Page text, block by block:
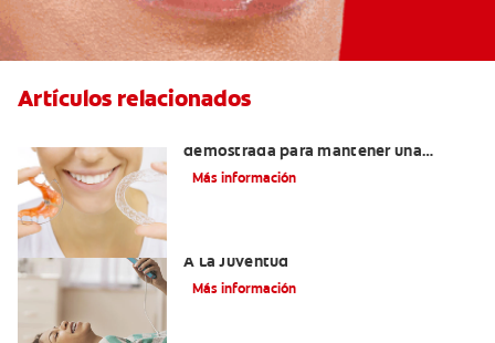
Artículos relacionados
demostrada para mantener una
sonrisa derecha
Más información
A La Juventud
Más información